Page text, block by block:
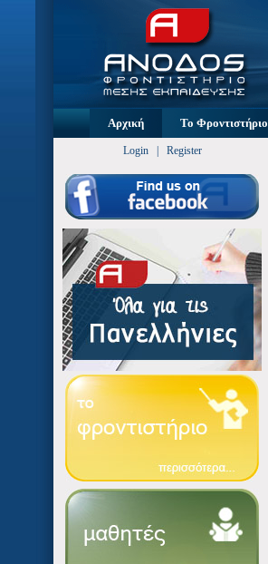
Αρχική Το Φροντιστήριο
Login| Register